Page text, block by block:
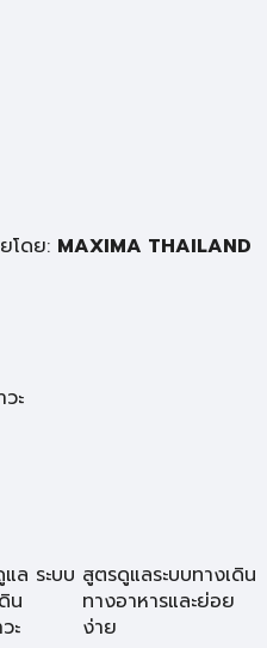
โดย: MAXIMA THAILAND
ะ
ล ระบบ
น
ะ
สูตรดูแลระบบทางเดิน
ทางอาหารและย่อย
ง่าย